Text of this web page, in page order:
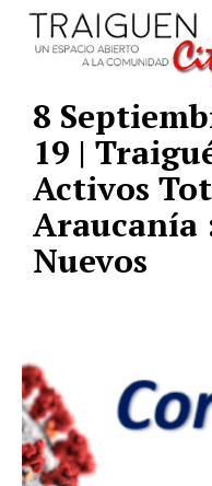
8
19 |
Activos
Araucanía
Nuevos